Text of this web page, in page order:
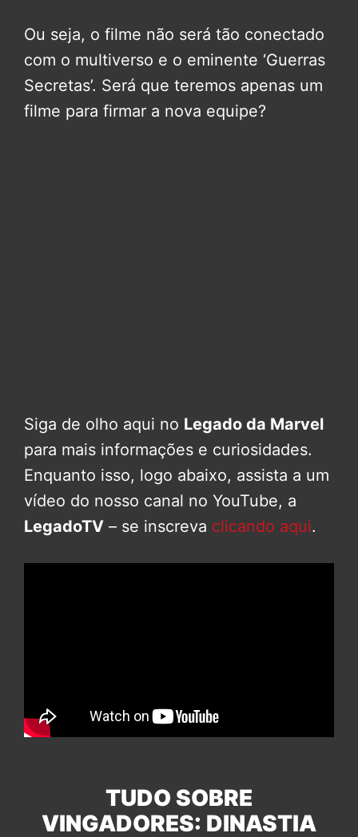
Ou seja, o filme não será tão conectado
com o multiverso e o eminente ‘Guerras
Secretas’. Será que teremos apenas um
filme para firmar a nova equipe?
Siga de olho aqui no Legado da Marvel
para mais informações e curiosidades.
Enquanto isso, logo abaixo, assista a um
vídeo do nosso canal no YouTube, a
LegadoTV – se inscreva clicando aqui.
TUDO SOBRE
VINGADORES: DINASTIA